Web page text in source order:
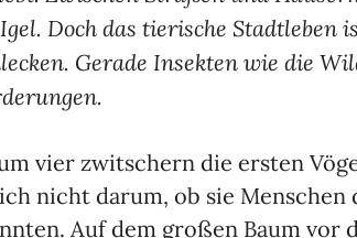
Doch das tierische Stadtleben
Gerade Insekten wie die
vier zwitschern die ersten
nicht darum, ob sie
Auf dem großen Baum vor